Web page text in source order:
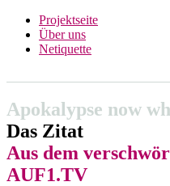
Projekt­seite
Über uns
Netiquette
Apoka­lypse now
Das Zitat
Aus dem
AUF1.TV